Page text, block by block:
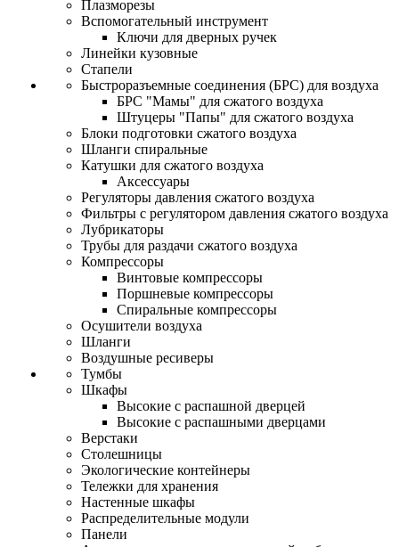
Плазморезы
Вспомогательный инструмент
Ключи для дверных ручек
Линейки кузовные
Стапели
Быстроразъемные соединения (БРС) для воздуха
БРС "Мамы" для сжатого воздуха
Штуцеры "Папы" для сжатого воздуха
Блоки подготовки сжатого воздуха
Шланги спиральные
Катушки для сжатого воздуха
Аксессуары
Регуляторы давления сжатого воздуха
Фильтры с регулятором давления сжатого воздуха
Лубрикаторы
Трубы для раздачи сжатого воздуха
Компрессоры
Винтовые компрессоры
Поршневые компрессоры
Спиральные компрессоры
Осушители воздуха
Шланги
Воздушные ресиверы
Тумбы
Шкафы
Высокие с распашной дверцей
Высокие с распашными дверцами
Верстаки
Столешницы
Экологические контейнеры
Тележки для хранения
Настенные шкафы
Распределительные модули
Панели